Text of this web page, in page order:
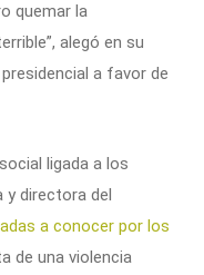
quemar la
alegó en su
a favor de
ligada a los
y directora del
a conocer por los
de una violencia